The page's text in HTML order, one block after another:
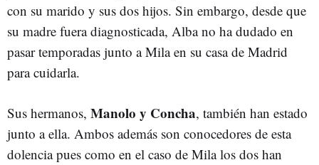
con su marido y sus dos hijos. Sin embargo, desde que
su madre fuera diagnosticada, Alba no ha dudado en
pasar temporadas junto a Mila en su casa de Madrid
para cuidarla.
Sus hermanos, Manolo y Concha, también han estado
junto a ella. Ambos además son conocedores de esta
dolencia pues como en el caso de Mila los dos han